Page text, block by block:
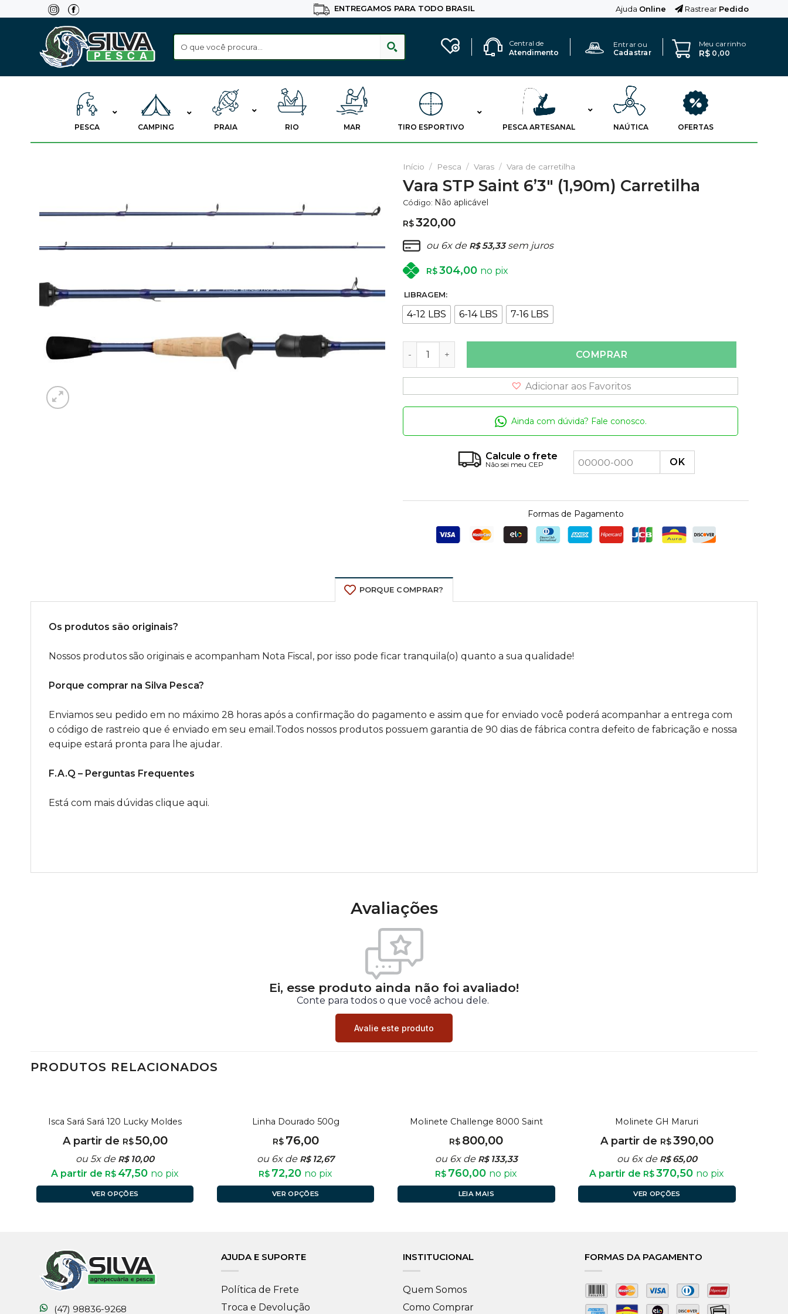
ENTREGAMOS PARA TODO BRASIL Ajuda Online Rastrear Pedido
Central de
Atendimento
Entrar ou
Cadastrar
Meu carrinho
R$ 0,00
PESCA CAMPING PRAIA RIO MAR TIRO ESPORTIVO PESCA ARTESANAL NAÚTICA OFERTAS
Favoritos
Início / Pesca / Varas / Vara de carretilha
Vara STP Saint 6’3″ (1,90m) Carretilha
Código: Não aplicável
R$320,00
ou 6x de R$53,33sem juros
R$304,00 no pix
LIBRAGEM:
4-12 LBS 6-14 LBS 7-16 LBS
COMPRAR
Adicionar aos Favoritos
Ainda com dúvida? Fale conosco.
Calcule o frete
Não sei meu CEP
Formas de Pagamento
PORQUE COMPRAR?
Os produtos são originais?
Nossos produtos são originais e acompanham Nota Fiscal, por isso pode ficar tranquila(o) quanto a sua qualidade!
Porque comprar na Silva Pesca?
Enviamos seu pedido em no máximo 28 horas após a confirmação do pagamento e assim que for enviado você poderá acompanhar a entrega com
o código de rastreio que é enviado em seu email.Todos nossos produtos possuem garantia de 90 dias de fábrica contra defeito de fabricação e nossa
equipe estará pronta para lhe ajudar.
F.A.Q – Perguntas Frequentes
Está com mais dúvidas clique aqui.
Avaliações
Ei, esse produto ainda não foi avaliado!
Conte para todos o que você achou dele.
Avalie este produto
PRODUTOS RELACIONADOS
Isca Sará Sará 120 Lucky Moldes
A partir de R$50,00
ou 5x de R$ 10,00
A partir de R$ 47,50 no pix
VER OPÇÕES
Linha Dourado 500g
R$ 76,00
ou 6x de R$ 12,67
R$ 72,20 no pix
VER OPÇÕES
FORA DE ESTOQUE
Molinete Challenge 8000 Saint
R$ 800,00
ou 6x de R$ 133,33
R$ 760,00 no pix
LEIA MAIS
FORA DE ESTOQUE
Molinete GH Maruri
A partir de R$390,00
ou 6x de R$ 65,00
A partir de R$370,50 no pix
VER OPÇÕES
(47) 98836-9268
AJUDA E SUPORTE
Política de Frete
Troca e Devolução
INSTITUCIONAL
Quem Somos
Como Comprar
FORMAS DA PAGAMENTO